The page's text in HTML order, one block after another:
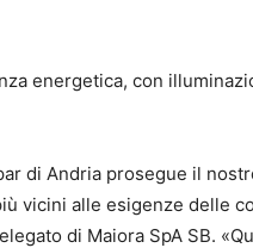
energetica, con
di Andria prosegue il
vicini alle esigenze delle
di Maiora SpA SB.